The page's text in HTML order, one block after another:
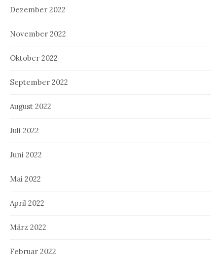
Dezember 2022
November 2022
Oktober 2022
September 2022
August 2022
Juli 2022
Juni 2022
Mai 2022
April 2022
März 2022
Februar 2022